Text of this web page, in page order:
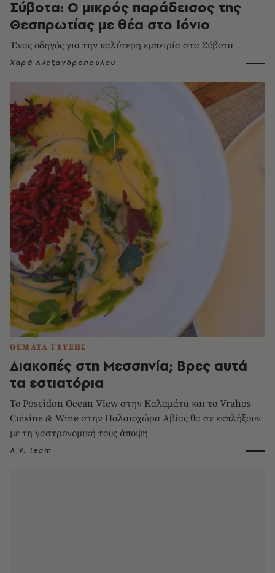
Σύβοτα: Ο μικρός παράδεισος της
Θεσπρωτίας με θέα στο Ιόνιο
Ένας οδηγός για την καλύτερη εμπειρία στα Σύβοτα
Χαρά Αλεξανδροπούλου
ΘΕΜΑΤΑ ΓΕΥΣΗΣ
Διακοπές στη Μεσσηνία; Βρες αυτά
τα εστιατόρια
Το Poseidon Ocean View στην Καλαμάτα και το Vrahos
Cuisine & Wine στην Παλαιοχώρα Αβίας θα σε εκπλήξουν
με τη γαστρονομική τους άποψη
A.V. Team